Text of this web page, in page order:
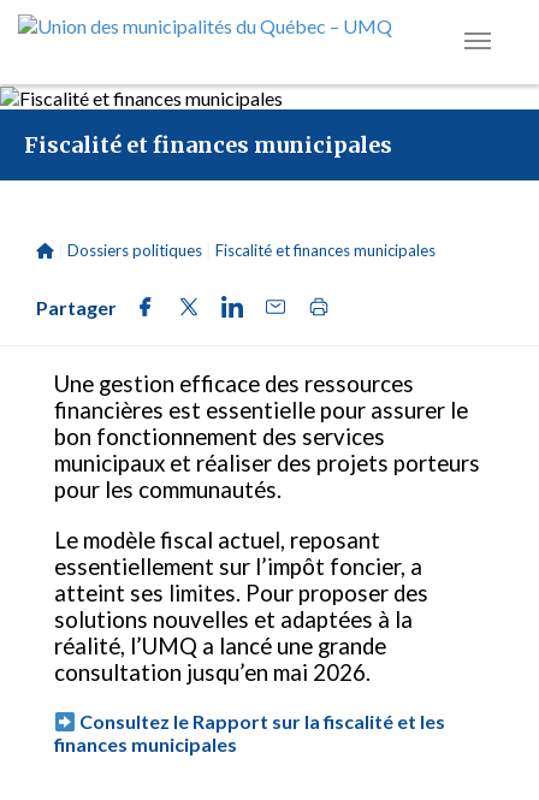
Fiscalité et finances municipales
Dossiers politiques Fiscalité et finances municipales
Partager
Une gestion efficace des ressources
financières est essentielle pour assurer le
bon fonctionnement des services
municipaux et réaliser des projets porteurs
pour les communautés.
Le modèle fiscal actuel, reposant
essentiellement sur l’impôt foncier, a
atteint ses limites. Pour proposer des
solutions nouvelles et adaptées à la
réalité, l’UMQ a lancé une grande
consultation jusqu’en mai 2026.
Consultez le Rapport sur la fiscalité et les
finances municipales